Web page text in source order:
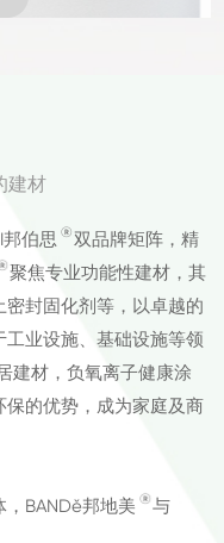
建材
邦伯思 ®双品牌矩阵，精
聚焦专业功能性建材，其
封固化剂等，以卓越的
业设施、基础设施等领
建材，负氧离子健康涂
的优势，成为家庭及商
BANDě邦地美 ®与